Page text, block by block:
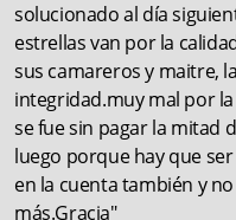
solucionado al día
estrellas van por la
sus camareros y maitre,
integridad.muy mal por
se fue sin pagar la mitad
luego porque hay que
en la cuenta también y
más.Gracia"